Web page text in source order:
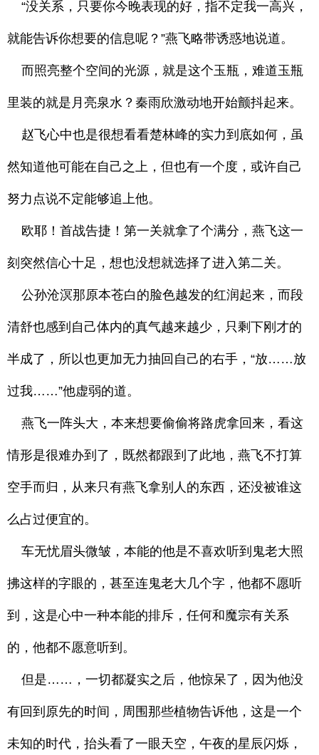
“没关系，只要你今晚表现的好，指不定我一高兴，
就能告诉你想要的信息呢？”燕飞略带诱惑地说道。
而照亮整个空间的光源，就是这个玉瓶，难道玉瓶
里装的就是月亮泉水？秦雨欣激动地开始颤抖起来。
赵飞心中也是很想看看楚林峰的实力到底如何，虽
然知道他可能在自己之上，但也有一个度，或许自己
努力点说不定能够追上他。
欧耶！首战告捷！第一关就拿了个满分，燕飞这一
刻突然信心十足，想也没想就选择了进入第二关。
公孙沧溟那原本苍白的脸色越发的红润起来，而段
清舒也感到自己体内的真气越来越少，只剩下刚才的
半成了，所以也更加无力抽回自己的右手，“放……放
过我……”他虚弱的道。
燕飞一阵头大，本来想要偷偷将路虎拿回来，看这
情形是很难办到了，既然都跟到了此地，燕飞不打算
空手而归，从来只有燕飞拿别人的东西，还没被谁这
么占过便宜的。
车无忧眉头微皱，本能的他是不喜欢听到鬼老大照
拂这样的字眼的，甚至连鬼老大几个字，他都不愿听
到，这是心中一种本能的排斥，任何和魔宗有关系
的，他都不愿意听到。
但是……，一切都凝实之后，他惊呆了，因为他没
有回到原先的时间，周围那些植物告诉他，这是一个
未知的时代，抬头看了一眼天空，午夜的星辰闪烁，